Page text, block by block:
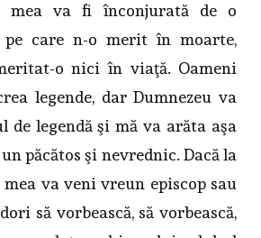
mea va fi înconjurată de o
pe care n-o merit în moarte,
o nici în viaţă. Oameni
legende, dar Dumnezeu va
de legendă şi mă va arăta aşa
păcătos şi nevrednic. Dacă la
va veni vreun episcop sau
să vorbească, să vorbească,